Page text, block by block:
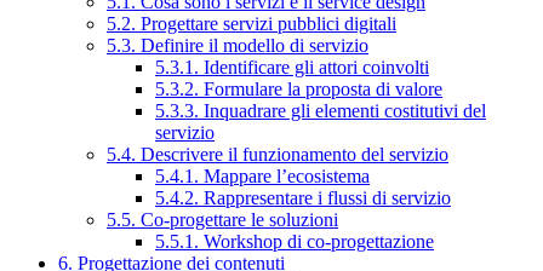
5.2. Progettare servizi pubblici digitali
5.3. Definire il modello di servizio
5.3.1. Identificare gli attori coinvolti
5.3.2. Formulare la proposta di valore
5.3.3. Inquadrare gli elementi costitutivi del
servizio
5.4. Descrivere il funzionamento del servizio
5.4.1. Mappare l’ecosistema
5.4.2. Rappresentare i flussi di servizio
5.5. Co-progettare le soluzioni
5.5.1. Workshop di co-progettazione
6. Progettazione dei contenuti